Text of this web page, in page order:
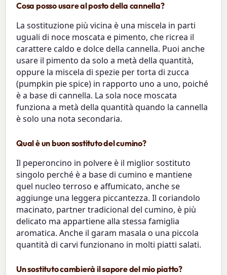
Cosa posso usare al posto della cannella?
La sostituzione più vicina è una miscela in parti
uguali di noce moscata e pimento, che ricrea il
carattere caldo e dolce della cannella. Puoi anche
usare il pimento da solo a metà della quantità,
oppure la miscela di spezie per torta di zucca
(pumpkin pie spice) in rapporto uno a uno, poiché
è a base di cannella. La sola noce moscata
funziona a metà della quantità quando la cannella
è solo una nota secondaria.
Qual è un buon sostituto del cumino?
Il peperoncino in polvere è il miglior sostituto
singolo perché è a base di cumino e mantiene
quel nucleo terroso e affumicato, anche se
aggiunge una leggera piccantezza. Il coriandolo
macinato, partner tradicional del cumino, è più
delicato ma appartiene alla stessa famiglia
aromatica. Anche il garam masala o una piccola
quantità di carvi funzionano in molti piatti salati.
Un sostituto cambierà il sapore del mio piatto?